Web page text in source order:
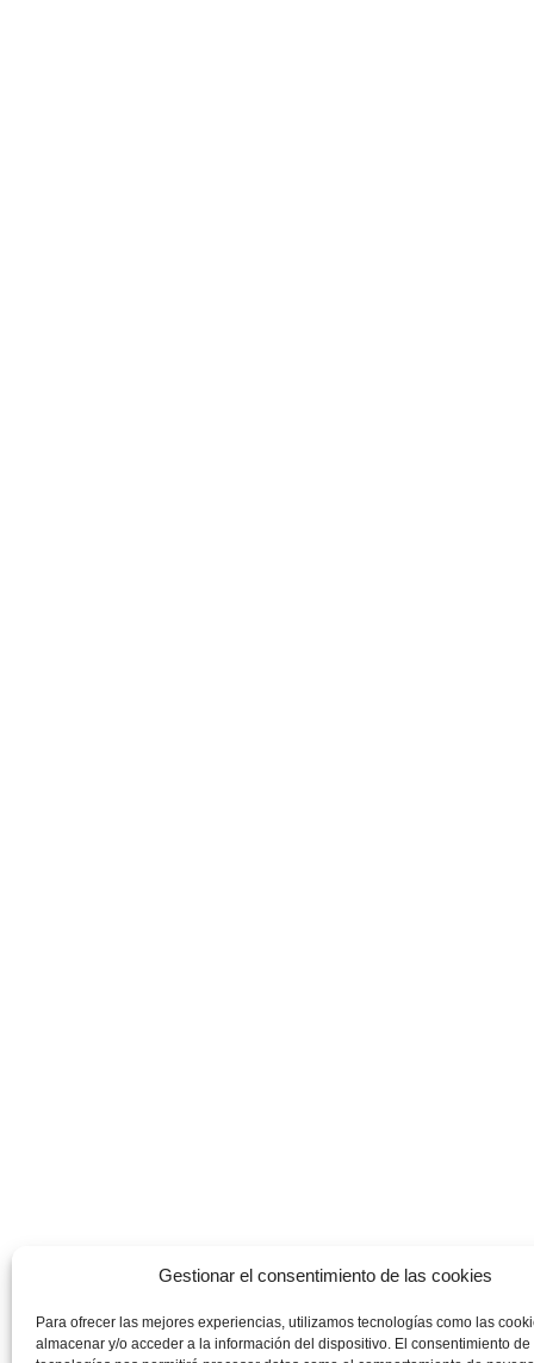
Gestionar el consentimiento de las cookies
Para ofrecer las mejores experiencias, utilizamos tecnologías como las
almacenar y/o acceder a la información del dispositivo. El consentimiento de